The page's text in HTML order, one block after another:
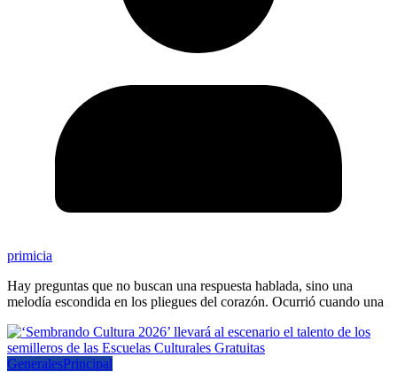
primicia
Hay preguntas que no buscan una respuesta hablada, sino una
melodía escondida en los pliegues del corazón. Ocurrió cuando una
GeneralesPrincipal